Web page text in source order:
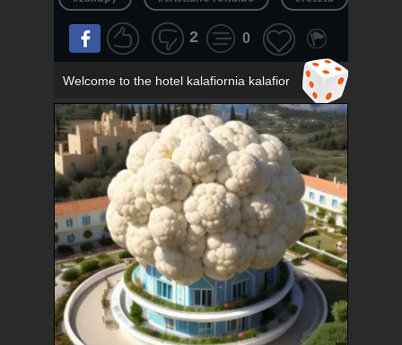
2 0
Welcome to the hotel kalafiornia kalafior